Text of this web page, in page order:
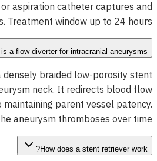
aspiration catheter captures and
Treatment window up to 24 hours.
a flow diverter for intracranial aneurysms?
densely braided low-porosity stent
neck. It redirects blood flow
parent vessel patency.
aneurysm thromboses over time.
How does a stent retriever work?